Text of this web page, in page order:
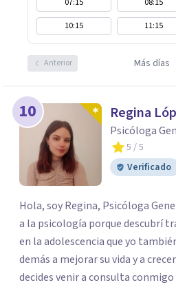
07:15 08:15
10:15
11:15
Anterior Más días
10 Regina
Psicóloga
5 / 5
Verificado
Hola, soy Regina, Psicóloga
a la psicología porque descubrí
en la adolescencia que yo
demás a mejorar su vida y a
decides venir a consulta